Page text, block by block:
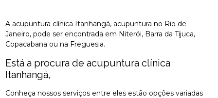
A acupuntura clínica Itanhangá, acupuntura no Rio de
Janeiro, pode ser encontrada em Niterói, Barra da Tijuca,
Copacabana ou na Freguesia.
Está a procura de acupuntura clínica
Itanhangá,
Conheça nossos serviços entre eles estão opções variadas